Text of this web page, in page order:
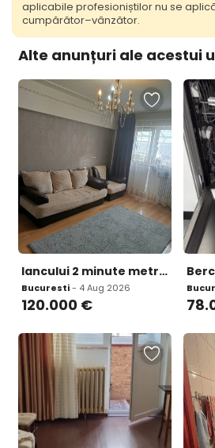
aplicabile profesioniștilor nu se
cumpărător–vânzător.
Alte anunțuri ale acestui
Iancului 2 minute metrou
Bucuresti- 4 Aug 2026
120.000 €